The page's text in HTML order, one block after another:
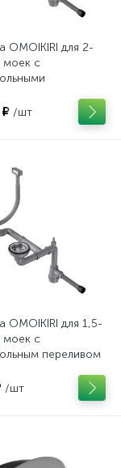
OMOIKIRI для 2-
моек с
для корзины
/шт
OMOIKIRI для 1,5-
моек с
переливом
/шт